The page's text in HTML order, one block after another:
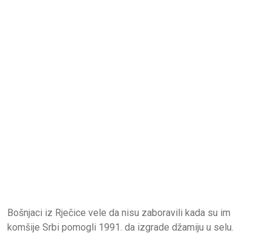
Bošnjaci iz Rječice vele da nisu zaboravili kada su im
komšije Srbi pomogli 1991. da izgrade džamiju u selu.